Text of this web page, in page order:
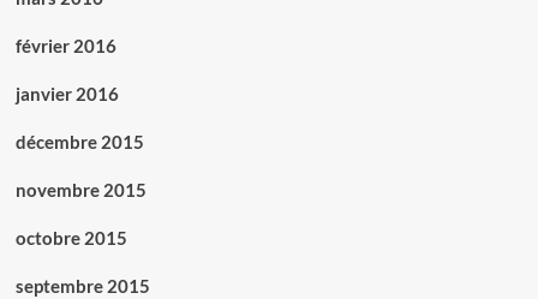
février 2016
janvier 2016
décembre 2015
novembre 2015
octobre 2015
septembre 2015